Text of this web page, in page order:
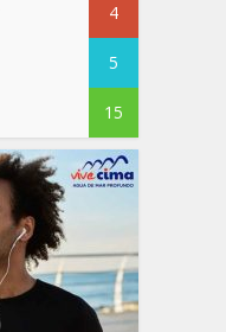
4
5
15